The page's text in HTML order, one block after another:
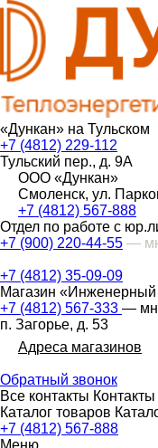
«Дункан» на Тульском
+7 (4812) 229-112
Тульский пер., д. 9А
ООО «Дункан»
Смоленск, ул.
+7 (4812) 567-888
Отдел по работе с
+7 (900) 220-44-55 —
+7 (4812) 35-09-09
Магазин «Инженерный
+7 (4812) 567-333 —
п. Загорье, д. 53
Адреса магазинов
Обратный звонок
Все контакты Контакты
Каталог товаров
+7 (4812) 567-888